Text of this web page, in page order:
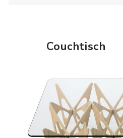
Couchtisch